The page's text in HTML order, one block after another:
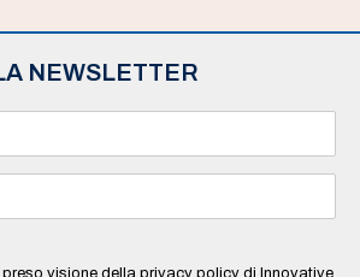
NEWSLETTER